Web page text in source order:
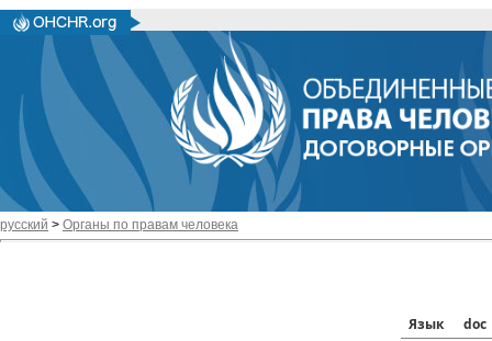
русский > Органы по правам человека
Язык
doc